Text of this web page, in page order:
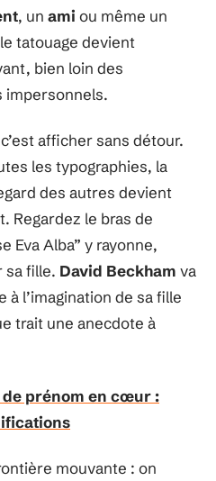
, un ami ou même un
tatouage devient
bien loin des
impersonnels.
afficher sans détour.
les typographies, la
des autres devient
Regardez le bras de
Eva Alba” y rayonne,
sa fille. David Beckham va
à l’imagination de sa fille
trait une anecdote à
de prénom en cœur :
mouvante : on